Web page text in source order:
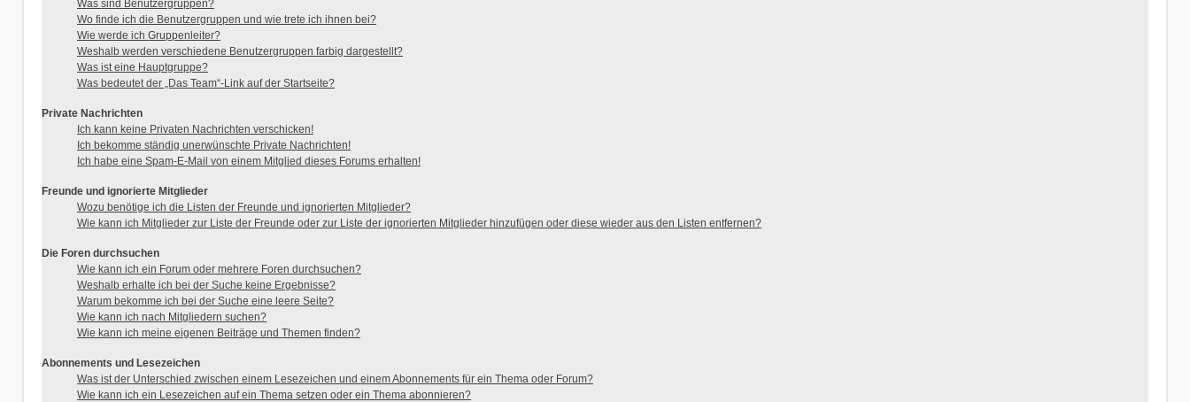
Was sind Benutzergruppen?
Wo finde ich die Benutzergruppen und wie trete ich ihnen bei?
Wie werde ich Gruppenleiter?
Weshalb werden verschiedene Benutzergruppen farbig dargestellt?
Was ist eine Hauptgruppe?
Was bedeutet der „Das Team“-Link auf der Startseite?
Private Nachrichten
Ich kann keine Privaten Nachrichten verschicken!
Ich bekomme ständig unerwünschte Private Nachrichten!
Ich habe eine Spam-E-Mail von einem Mitglied dieses Forums erhalten!
Freunde und ignorierte Mitglieder
Wozu benötige ich die Listen der Freunde und ignorierten Mitglieder?
Wie kann ich Mitglieder zur Liste der Freunde oder zur Liste der ignorierten Mitglieder hinzufügen oder diese wieder aus den Listen entfernen?
Die Foren durchsuchen
Wie kann ich ein Forum oder mehrere Foren durchsuchen?
Weshalb erhalte ich bei der Suche keine Ergebnisse?
Warum bekomme ich bei der Suche eine leere Seite?
Wie kann ich nach Mitgliedern suchen?
Wie kann ich meine eigenen Beiträge und Themen finden?
Abonnements und Lesezeichen
Was ist der Unterschied zwischen einem Lesezeichen und einem Abonnements für ein Thema oder Forum?
Wie kann ich ein Lesezeichen auf ein Thema setzen oder ein Thema abonnieren?